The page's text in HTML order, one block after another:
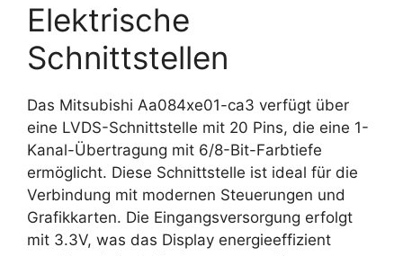
Elektrische
Schnittstellen
Das Mitsubishi Aa084xe01-ca3 verfügt über
eine LVDS-Schnittstelle mit 20 Pins, die eine 1-
Kanal-Übertragung mit 6/8-Bit-Farbtiefe
ermöglicht. Diese Schnittstelle ist ideal für die
Verbindung mit modernen Steuerungen und
Grafikkarten. Die Eingangsversorgung erfolgt
mit 3.3V, was das Display energieeffizient